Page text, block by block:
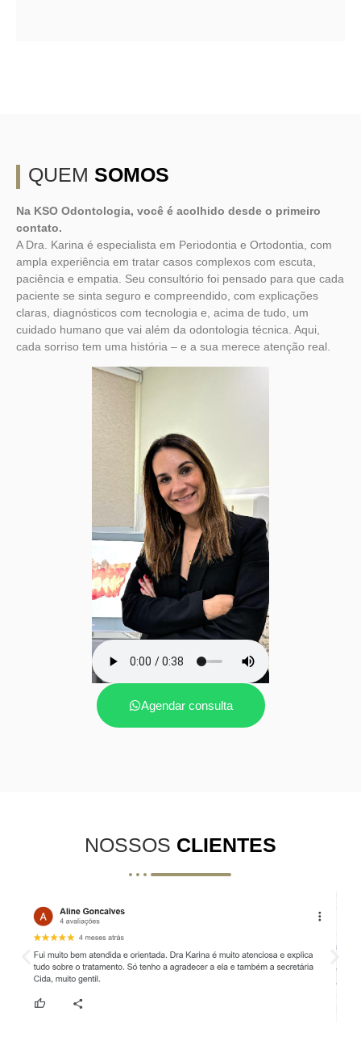
QUEM SOMOS
Na KSO Odontologia, você é acolhido desde o primeiro
contato.
A Dra. Karina é especialista em Periodontia e Ortodontia, com
ampla experiência em tratar casos complexos com escuta,
paciência e empatia. Seu consultório foi pensado para que cada
paciente se sinta seguro e compreendido, com explicações
claras, diagnósticos com tecnologia e, acima de tudo, um
cuidado humano que vai além da odontologia técnica. Aqui,
cada sorriso tem uma história – e a sua merece atenção real.
Agendar consulta
NOSSOS CLIENTES